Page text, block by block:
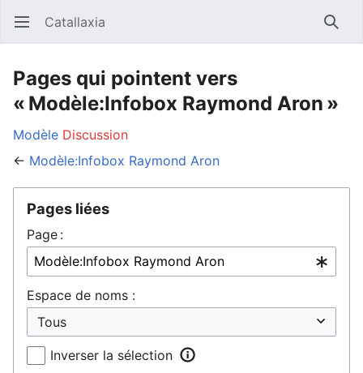
Ouvrir le menu principal Catallaxia
Pages qui pointent vers
« Modèle:Infobox Raymond Aron »
Modèle Discussion
← Modèle:Infobox Raymond Aron
Pages liées
Page :
Espace de noms :
Inverser la sélection